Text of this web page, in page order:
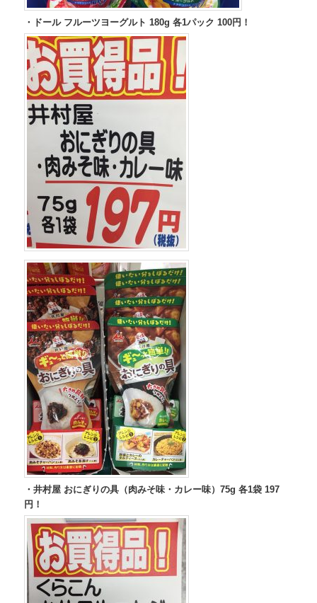
・ドール フルーツヨーグルト 180g 各1パック 100円！
・井村屋 おにぎりの具（肉みそ味・カレー味）75g 各1袋 197
円！